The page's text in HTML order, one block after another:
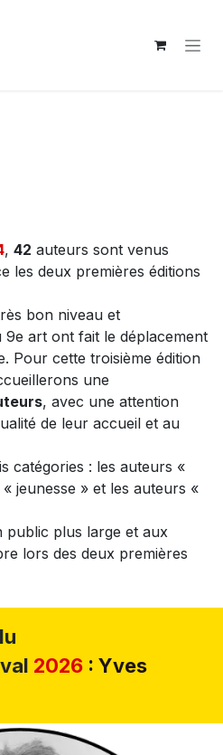
, 42 auteurs sont venus
les deux premières éditions
bon niveau et
art ont fait le déplacement
Pour cette troisième édition
une
, avec une attention
de leur accueil et au
catégories : les auteurs «
jeunesse » et les auteurs «
plus large et aux
lors des deux premières
2026 : Yves